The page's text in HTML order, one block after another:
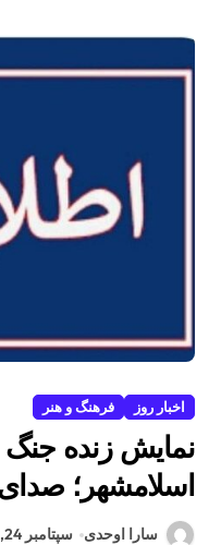
اخبار روز فرهنگ و هنر
نمایش زنده جنگ
اسلامشهر؛ صدای
غیرواقعی، هنری
سارا اوحدی سپتامبر 24, 2025